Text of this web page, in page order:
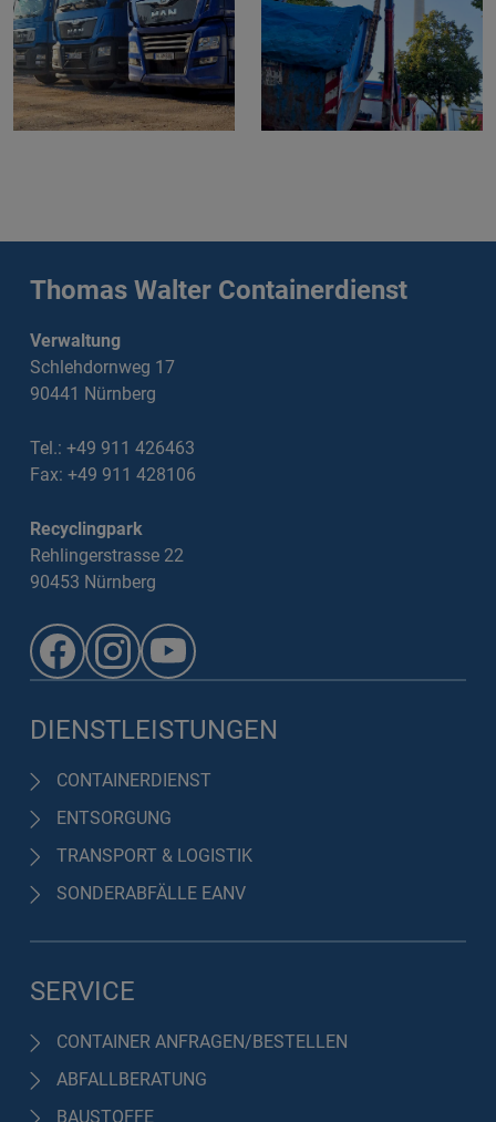
Thomas Walter Containerdienst
Verwaltung
Schlehdornweg 17
90441 Nürnberg
Tel.: +49 911 426463
Fax: +49 911 428106
Recyclingpark
Rehlingerstrasse 22
90453 Nürnberg
DIENSTLEISTUNGEN
CONTAINERDIENST
ENTSORGUNG
TRANSPORT & LOGISTIK
SONDERABFÄLLE EANV
SERVICE
CONTAINER ANFRAGEN/BESTELLEN
ABFALLBERATUNG
BAUSTOFFE